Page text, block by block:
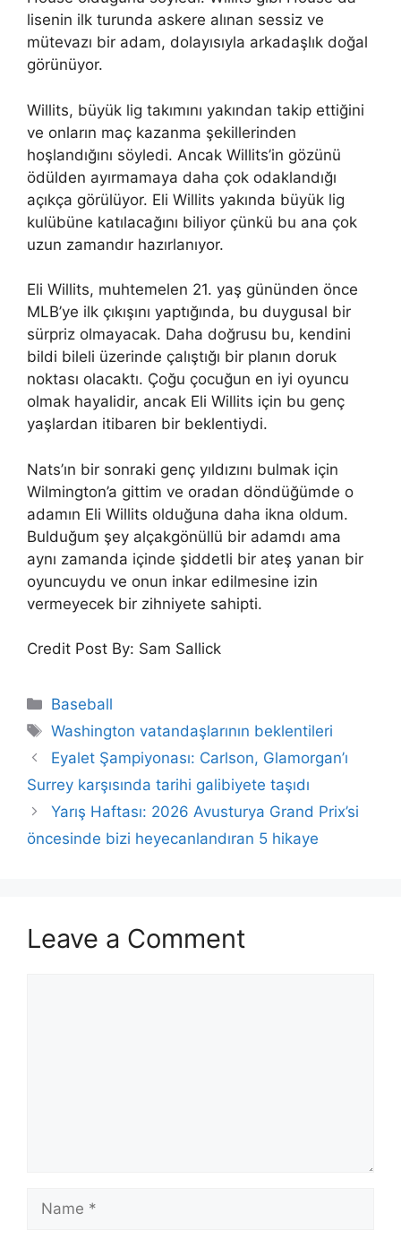
lisenin ilk turunda askere alınan sessiz ve
mütevazı bir adam, dolayısıyla arkadaşlık doğal
görünüyor.
Willits, büyük lig takımını yakından takip ettiğini
ve onların maç kazanma şekillerinden
hoşlandığını söyledi. Ancak Willits’in gözünü
ödülden ayırmamaya daha çok odaklandığı
açıkça görülüyor. Eli Willits yakında büyük lig
kulübüne katılacağını biliyor çünkü bu ana çok
uzun zamandır hazırlanıyor.
Eli Willits, muhtemelen 21. yaş gününden önce
MLB’ye ilk çıkışını yaptığında, bu duygusal bir
sürpriz olmayacak. Daha doğrusu bu, kendini
bildi bileli üzerinde çalıştığı bir planın doruk
noktası olacaktı. Çoğu çocuğun en iyi oyuncu
olmak hayalidir, ancak Eli Willits için bu genç
yaşlardan itibaren bir beklentiydi.
Nats’ın bir sonraki genç yıldızını bulmak için
Wilmington’a gittim ve oradan döndüğümde o
adamın Eli Willits olduğuna daha ikna oldum.
Bulduğum şey alçakgönüllü bir adamdı ama
aynı zamanda içinde şiddetli bir ateş yanan bir
oyuncuydu ve onun inkar edilmesine izin
vermeyecek bir zihniyete sahipti.
Credit Post By: Sam Sallick
Categories
Baseball
Tags
Washington vatandaşlarının beklentileri
Eyalet Şampiyonası: Carlson, Glamorgan’ı
Surrey karşısında tarihi galibiyete taşıdı
Yarış Haftası: 2026 Avusturya Grand Prix’si
öncesinde bizi heyecanlandıran 5 hikaye
Leave a Comment
Name